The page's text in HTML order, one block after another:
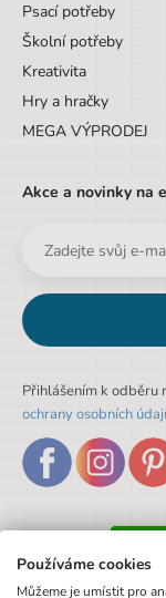
Psací potřeby
Školní potřeby
Kreativita
Hry a hračky
MEGA VÝPRODEJ
Akce a novinky na
Přihlášením k
ochrany osobních
Používáme cookies
Můžeme je umístit pro